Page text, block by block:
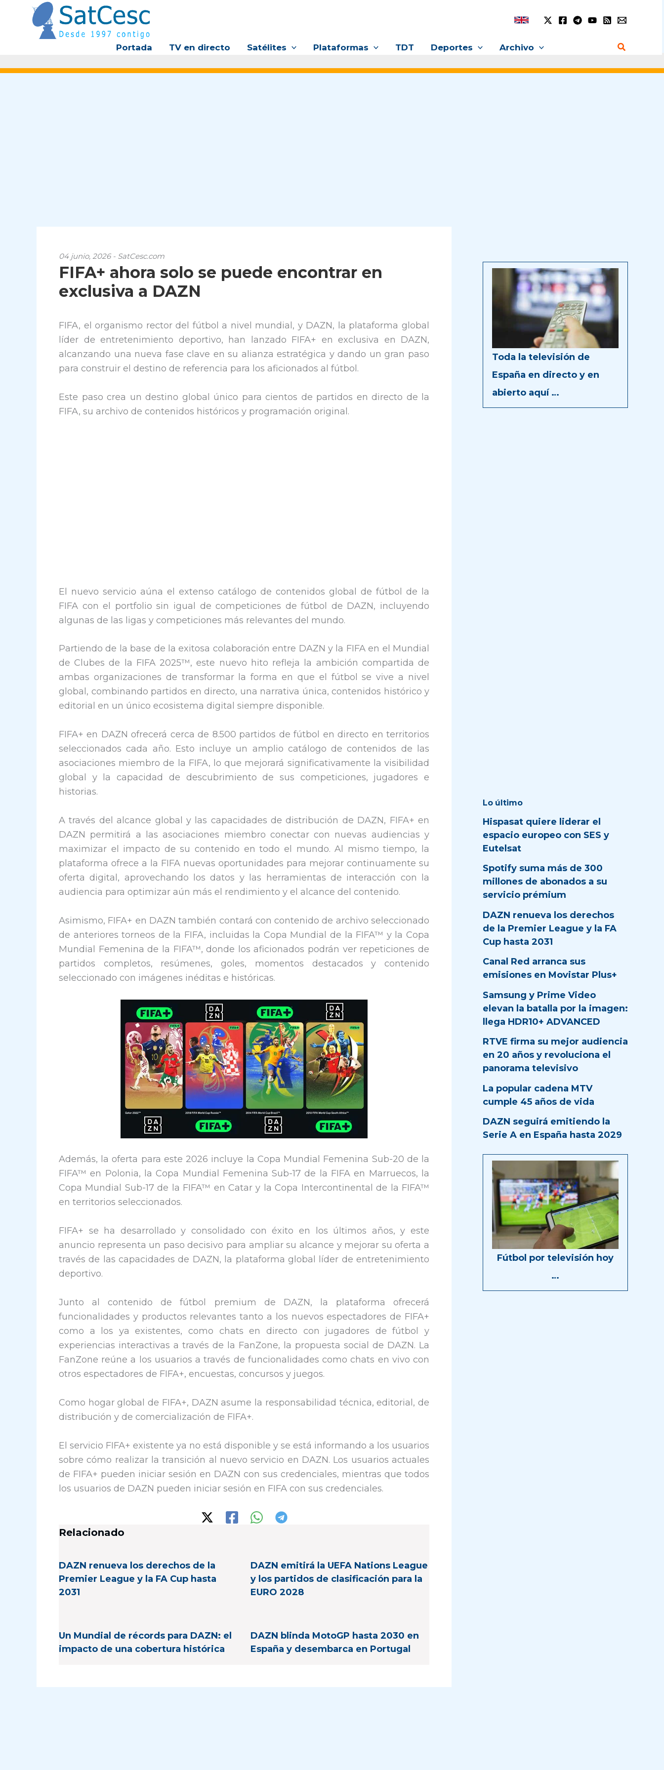
contenido
Portada TV en directo Satélites Plataformas TDT Deportes Archivo Buscar
04 junio, 2026 - SatCesc.com
FIFA+ ahora solo se puede encontrar en
exclusiva a DAZN
FIFA, el organismo rector del fútbol a nivel mundial, y DAZN, la plataforma global
líder de entretenimiento deportivo, han lanzado FIFA+ en exclusiva en DAZN,
alcanzando una nueva fase clave en su alianza estratégica y dando un gran paso
para construir el destino de referencia para los aficionados al fútbol.
Este paso crea un destino global único para cientos de partidos en directo de la
FIFA, su archivo de contenidos históricos y programación original.
El nuevo servicio aúna el extenso catálogo de contenidos global de fútbol de la
FIFA con el portfolio sin igual de competiciones de fútbol de DAZN, incluyendo
algunas de las ligas y competiciones más relevantes del mundo.
Partiendo de la base de la exitosa colaboración entre DAZN y la FIFA en el Mundial
de Clubes de la FIFA 2025™, este nuevo hito refleja la ambición compartida de
ambas organizaciones de transformar la forma en que el fútbol se vive a nivel
global, combinando partidos en directo, una narrativa única, contenidos histórico y
editorial en un único ecosistema digital siempre disponible.
FIFA+ en DAZN ofrecerá cerca de 8.500 partidos de fútbol en directo en territorios
seleccionados cada año. Esto incluye un amplio catálogo de contenidos de las
asociaciones miembro de la FIFA, lo que mejorará significativamente la visibilidad
global y la capacidad de descubrimiento de sus competiciones, jugadores e
historias.
A través del alcance global y las capacidades de distribución de DAZN, FIFA+ en
DAZN permitirá a las asociaciones miembro conectar con nuevas audiencias y
maximizar el impacto de su contenido en todo el mundo. Al mismo tiempo, la
plataforma ofrece a la FIFA nuevas oportunidades para mejorar continuamente su
oferta digital, aprovechando los datos y las herramientas de interacción con la
audiencia para optimizar aún más el rendimiento y el alcance del contenido.
Asimismo, FIFA+ en DAZN también contará con contenido de archivo seleccionado
de anteriores torneos de la FIFA, incluidas la Copa Mundial de la FIFA™ y la Copa
Mundial Femenina de la FIFA™, donde los aficionados podrán ver repeticiones de
partidos completos, resúmenes, goles, momentos destacados y contenido
seleccionado con imágenes inéditas e históricas.
Además, la oferta para este 2026 incluye la Copa Mundial Femenina Sub-20 de la
FIFA™ en Polonia, la Copa Mundial Femenina Sub-17 de la FIFA en Marruecos, la
Copa Mundial Sub-17 de la FIFA™ en Catar y la Copa Intercontinental de la FIFA™
en territorios seleccionados.
FIFA+ se ha desarrollado y consolidado con éxito en los últimos años, y este
anuncio representa un paso decisivo para ampliar su alcance y mejorar su oferta a
través de las capacidades de DAZN, la plataforma global líder de entretenimiento
deportivo.
Junto al contenido de fútbol premium de DAZN, la plataforma ofrecerá
funcionalidades y productos relevantes tanto a los nuevos espectadores de FIFA+
como a los ya existentes, como chats en directo con jugadores de fútbol y
experiencias interactivas a través de la FanZone, la propuesta social de DAZN. La
FanZone reúne a los usuarios a través de funcionalidades como chats en vivo con
otros espectadores de FIFA+, encuestas, concursos y juegos.
Como hogar global de FIFA+, DAZN asume la responsabilidad técnica, editorial, de
distribución y de comercialización de FIFA+.
El servicio FIFA+ existente ya no está disponible y se está informando a los usuarios
sobre cómo realizar la transición al nuevo servicio en DAZN. Los usuarios actuales
de FIFA+ pueden iniciar sesión en DAZN con sus credenciales, mientras que todos
los usuarios de DAZN pueden iniciar sesión en FIFA con sus credenciales.
Relacionado
DAZN renueva los derechos de la
Premier League y la FA Cup hasta
2031
DAZN emitirá la UEFA Nations League
y los partidos de clasificación para la
EURO 2028
Un Mundial de récords para DAZN: el
impacto de una cobertura histórica
DAZN blinda MotoGP hasta 2030 en
España y desembarca en Portugal
Toda la televisión de
España en directo y en
abierto aquí …
Lo último
Hispasat quiere liderar el
espacio europeo con SES y
Eutelsat
Spotify suma más de 300
millones de abonados a su
servicio prémium
DAZN renueva los derechos
de la Premier League y la FA
Cup hasta 2031
Canal Red arranca sus
emisiones en Movistar Plus+
Samsung y Prime Video
elevan la batalla por la imagen:
llega HDR10+ ADVANCED
RTVE firma su mejor audiencia
en 20 años y revoluciona el
panorama televisivo
La popular cadena MTV
cumple 45 años de vida
DAZN seguirá emitiendo la
Serie A en España hasta 2029
Fútbol por televisión hoy
…